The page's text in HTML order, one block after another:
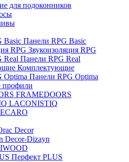
для подоконников
Панели RPG Basic
Звукоизоляция RPG
Панели RPG Real
Комплектующие
Панели RPG Optima
профили
FRAMEDOORS
LACONISTIQ
Decor
Decor-Dizayn
Перфект PLUS